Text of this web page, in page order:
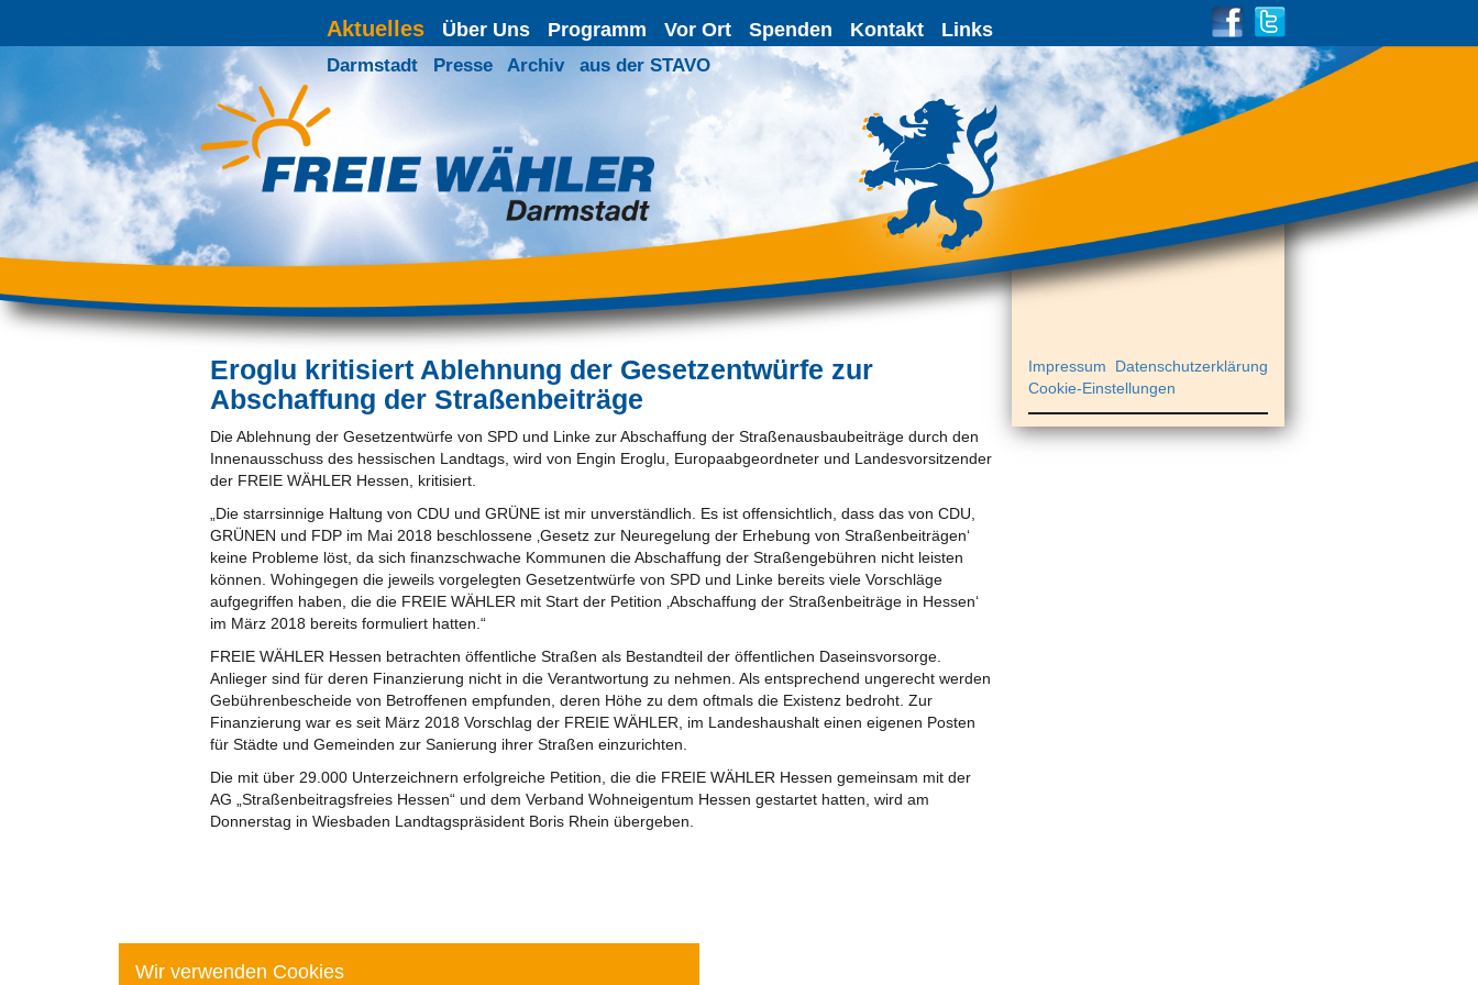
Aktuelles Über Uns Programm Vor Ort Spenden Kontakt Links
Darmstadt Presse Archiv aus der STAVO
Eroglu kritisiert Ablehnung der Gesetzentwürfe zur
Abschaffung der Straßenbeiträge
Die Ablehnung der Gesetzentwürfe von SPD und Linke zur Abschaffung der Straßenausbaubeiträge durch den
Innenausschuss des hessischen Landtags, wird von Engin Eroglu, Europaabgeordneter und Landesvorsitzender
der FREIE WÄHLER Hessen, kritisiert.
„Die starrsinnige Haltung von CDU und GRÜNE ist mir unverständlich. Es ist offensichtlich, dass das von CDU,
GRÜNEN und FDP im Mai 2018 beschlossene ‚Gesetz zur Neuregelung der Erhebung von Straßenbeiträgen‘
keine Probleme löst, da sich finanzschwache Kommunen die Abschaffung der Straßengebühren nicht leisten
können. Wohingegen die jeweils vorgelegten Gesetzentwürfe von SPD und Linke bereits viele Vorschläge
aufgegriffen haben, die die FREIE WÄHLER mit Start der Petition ‚Abschaffung der Straßenbeiträge in Hessen‘
im März 2018 bereits formuliert hatten.“
FREIE WÄHLER Hessen betrachten öffentliche Straßen als Bestandteil der öffentlichen Daseinsvorsorge.
Anlieger sind für deren Finanzierung nicht in die Verantwortung zu nehmen. Als entsprechend ungerecht werden
Gebührenbescheide von Betroffenen empfunden, deren Höhe zu dem oftmals die Existenz bedroht. Zur
Finanzierung war es seit März 2018 Vorschlag der FREIE WÄHLER, im Landeshaushalt einen eigenen Posten
für Städte und Gemeinden zur Sanierung ihrer Straßen einzurichten.
Die mit über 29.000 Unterzeichnern erfolgreiche Petition, die die FREIE WÄHLER Hessen gemeinsam mit der
AG „Straßenbeitragsfreies Hessen“ und dem Verband Wohneigentum Hessen gestartet hatten, wird am
Donnerstag in Wiesbaden Landtagspräsident Boris Rhein übergeben.
Impressum
Datenschutzerklärung
Cookie-Einstellungen
Wir verwenden Cookies